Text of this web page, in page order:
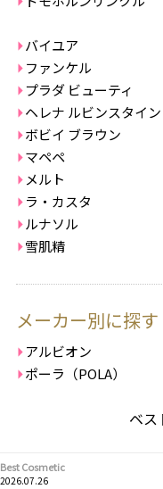
バイユア
ファンケル
プラダ ビューティ
ヘレナ ルビンスタイン
ボビイ ブラウン
マペペ
メルト
ラ・カスタ
ルナソル
雪肌精
メーカー別に探す
アルビオン
ポーラ（POLA）
ベス
Best Cosmetic
2026.07.26